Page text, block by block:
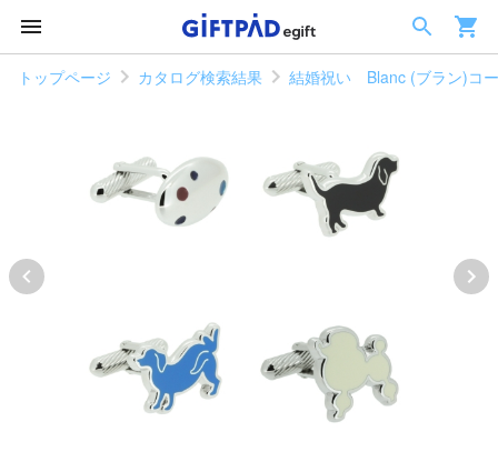
トップページ カタログ検索結果 結婚祝い Blanc (ブラン)コ